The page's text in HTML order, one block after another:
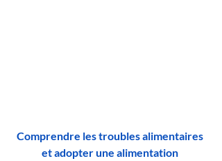
Comprendre les troubles alimentaires
et adopter une alimentation